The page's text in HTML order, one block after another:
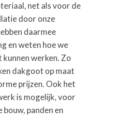
net als voor de
door onze
daarmee
en weten hoe we
werken. Zo
dakgoot op maat
prijzen. Ook het
is mogelijk, voor
panden en